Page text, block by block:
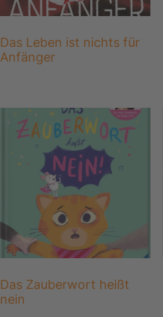
Das Leben ist nichts für
Anfänger
Das Zauberwort heißt
nein